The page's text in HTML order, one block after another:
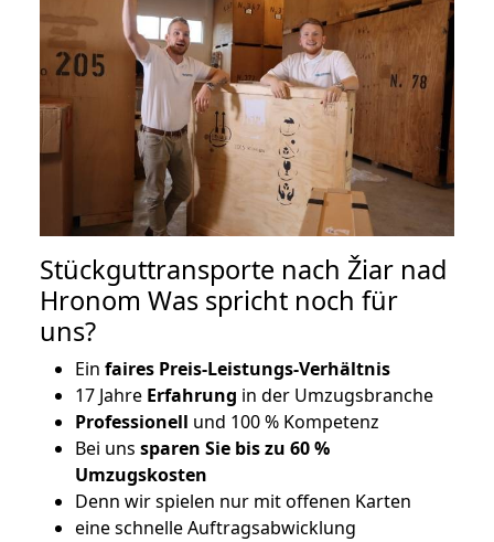
Stückguttransporte nach Žiar nad
Hronom Was spricht noch für
uns?
Ein faires Preis-Leistungs-Verhältnis
17 Jahre Erfahrung in der Umzugsbranche
Professionell und 100 % Kompetenz
Bei uns sparen Sie bis zu 60 %
Umzugskosten
Denn wir spielen nur mit offenen Karten
eine schnelle Auftragsabwicklung